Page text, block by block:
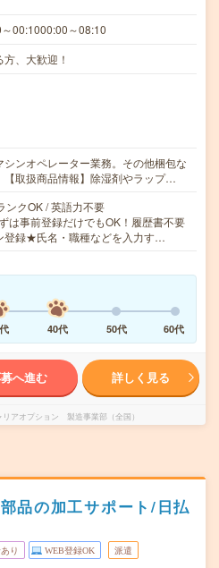
00:1000:00～08:10
、大歓迎！
シンオペレーター業務。その他梱包な
【取扱商品情報】除湿剤やラップ…
ンクOK / 英語力不要
は事前登録だけでもOK！履歴書不要
登録★氏名・職種などを入力す…
40代 50代 60代
へ進む 詳しく見る
アオプション 製造事業部（全国）
品の加工サポート/日払
り WEB登録OK 派遣